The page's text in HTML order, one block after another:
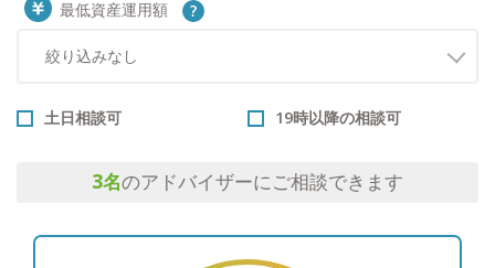
最低資産運用額
土日相談可 19時以降の相談可
3名のアドバイザーにご相談できます